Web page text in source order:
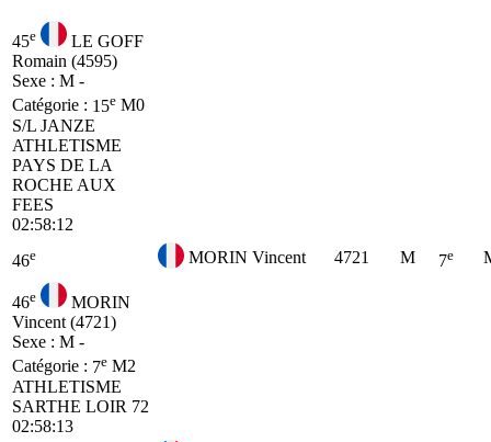
45e
LE GOFF
Romain (4595)
Sexe : M -
Catégorie : 15e M0
S/L JANZE
ATHLETISME
PAYS DE LA
ROCHE AUX
FEES
02:58:12
46e MORIN Vincent 4721 M 7e
46e
MORIN
Vincent (4721)
Sexe : M -
Catégorie : 7e M2
ATHLETISME
SARTHE LOIR 72
02:58:13